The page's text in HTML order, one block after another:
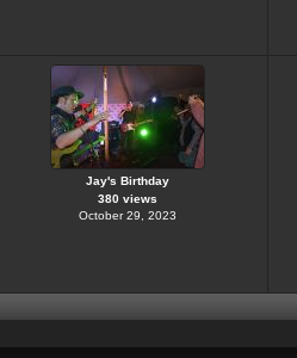
Jay's Birthday
380 views
October 29, 2023